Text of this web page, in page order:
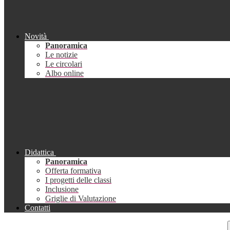
Novità
Panoramica
Le notizie
Le circolari
Albo online
Didattica
Panoramica
Offerta formativa
I progetti delle classi
Inclusione
Griglie di Valutazione
Contatti